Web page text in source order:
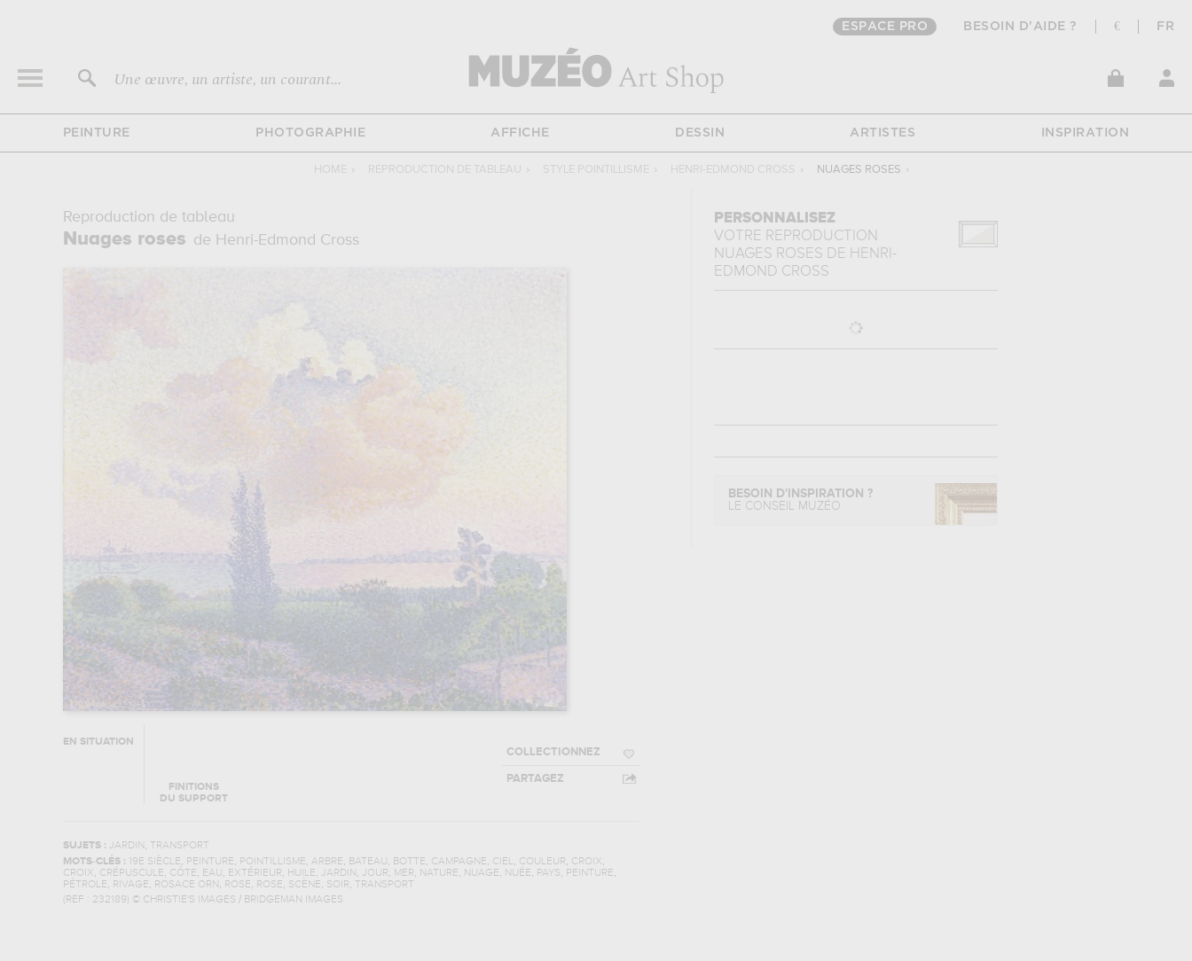
ESPACE PRO BESOIN D'AIDE ? € FR
Une œuvre, un artiste, un courant...
PEINTURE PHOTOGRAPHIE AFFICHE DESSIN ARTISTES INSPIRATION
HOME › REPRODUCTION DE TABLEAU › STYLE POINTILLISME › HENRI-EDMOND CROSS › NUAGES ROSES ›
Reproduction de tableau
Nuages roses de Henri-Edmond Cross
EN SITUATION
FINITIONS
DU SUPPORT
COLLECTIONNEZ
PARTAGEZ
SUJETS : JARDIN, TRANSPORT
MOTS-CLÉS :
19E SIÈCLE, PEINTURE, POINTILLISME, ARBRE, BATEAU, BOTTE, CAMPAGNE, CIEL, COULEUR, CROIX,
CROIX, CRÉPUSCULE, CÔTE, EAU, EXTÉRIEUR, HUILE, JARDIN, JOUR, MER, NATURE, NUAGE, NUÉE, PAYS, PEINTURE,
PÉTROLE, RIVAGE, ROSACE ORN, ROSE, ROSE, SCÈNE, SOIR, TRANSPORT
(REF : 232189) © CHRISTIE'S IMAGES / BRIDGEMAN IMAGES
PERSONNALISEZ
VOTRE REPRODUCTION
NUAGES ROSES DE HENRI-
EDMOND CROSS
BESOIN D'INSPIRATION ?
LE CONSEIL MUZÉO